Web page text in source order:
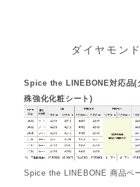
ダイヤモン
Spice the LINEBONE対応品(
殊強化化粧シート)
Spice the LINEBONE 商品ペ